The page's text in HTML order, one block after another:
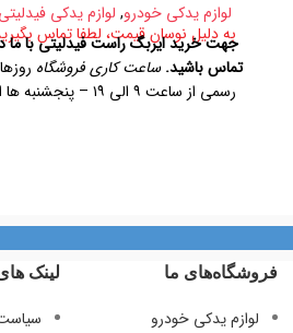
لوازم یدکی خودرو, لوازم یدکی فیدلیتی
به دلیل نوسان قیمت، لطفا تماس
جهت خرید ایربگ راست فیدلیتی با ما
تماس باشید. ساعت کاری فروشگاه
رسمی از ساعت ۹ الی ۱۹ – پنجشنبه
فروشگاه‌های ما
لوازم یدکی خودرو
لینک